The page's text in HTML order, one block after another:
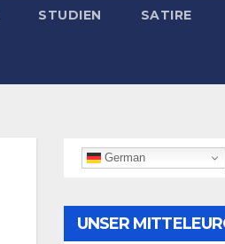
STUDIEN SATIRE
German
UNSER